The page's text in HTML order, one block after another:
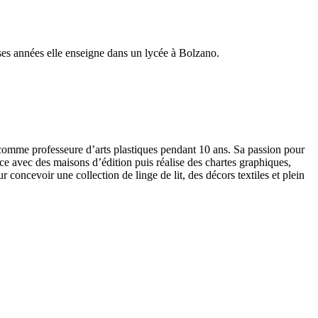
années elle enseigne dans un lycée à Bolzano.
professeure d’arts plastiques pendant 10 ans. Sa passion pour
des maisons d’édition puis réalise des chartes graphiques,
concevoir une collection de linge de lit, des décors textiles et plein